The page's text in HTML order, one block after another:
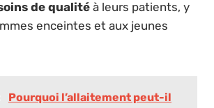
de qualité à leurs patients, y
enceintes et aux jeunes
Pourquoi l’allaitement peut-il